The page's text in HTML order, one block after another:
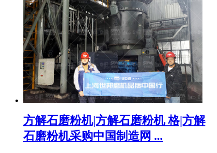
方解石磨粉机|方解石磨粉机 格|方解
石磨粉机采购中国制造网 ...